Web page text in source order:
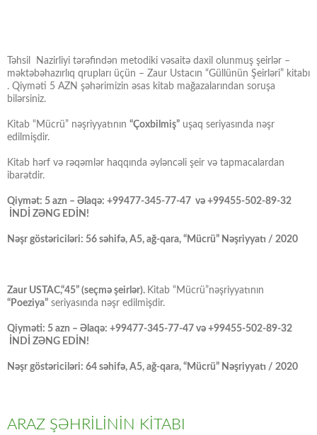
Təhsil Nazirliyi tərəfindən metodiki vəsaitə daxil olunmuş şeirlər –
məktəbəhazırlıq qrupları üçün – Zaur Ustacın “Güllünün Şeirləri” kitabı
. Qiyməti 5 AZN şəhərimizin əsas kitab mağazalarından soruşa
bilərsiniz.
Kitab “Mücrü” nəşriyyatının “Çoxbilmiş” uşaq seriyasında nəşr
edilmişdir.
Kitab hərf və rəqəmlər haqqında əyləncəli şeir və tapmacalardan
ibarətdir.
Qiymət: 5 azn – Əlaqə: +99477-345-77-47 və +99455-502-89-32
İNDİ ZƏNG EDİN!
Nəşr göstəriciləri: 56 səhifə, A5, ağ-qara, “Mücrü” Nəşriyyatı / 2020
Zaur USTAC,“45” (seçmə şeirlər). Kitab “Mücrü”nəşriyyatının
“Poeziya” seriyasında nəşr edilmişdir.
Qiyməti: 5 azn – Əlaqə: +99477-345-77-47 və +99455-502-89-32
İNDİ ZƏNG EDİN!
Nəşr göstəriciləri: 64 səhifə, A5, ağ-qara, “Mücrü” Nəşriyyatı / 2020
ARAZ ŞƏHRİLİNİN KİTABI